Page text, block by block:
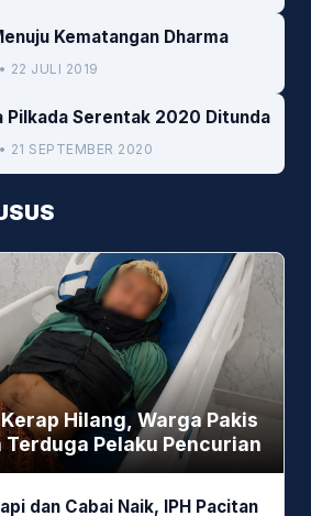
Kematangan Dharma
22 JULI 2019
Pilkada Serentak 2020 Ditunda
21 SEPTEMBER 2020
Hilang, Warga Pakis
Terduga Pelaku Pencurian
dan Cabai Naik, IPH Pacitan